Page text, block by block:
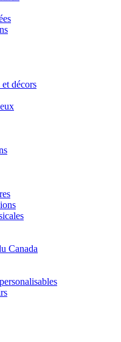
décors
Canada